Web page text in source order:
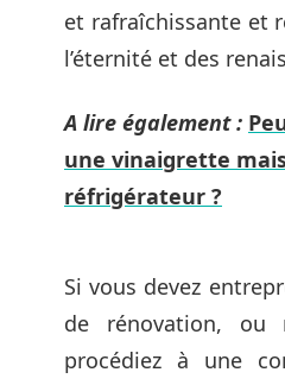
et rafraîchissante et
l’éternité et des
A lire également :
une vinaigrette
réfrigérateur ?
Si vous devez
de rénovation, ou
procédiez à une